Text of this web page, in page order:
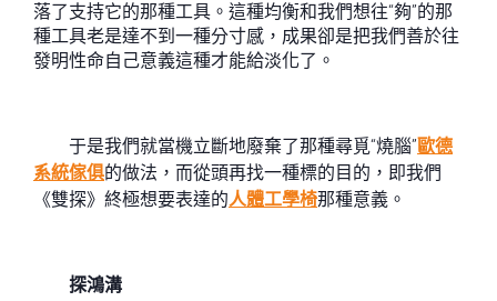
落了支持它的那種工具。這種均衡和我們想往“夠”的那
種工具老是達不到一種分寸感，成果卻是把我們善於往
發明性命自己意義這種才能給淡化了。
于是我們就當機立斷地廢棄了那種尋覓“燒腦”歐德
系統傢俱的做法，而從頭再找一種標的目的，即我們
《雙探》終極想要表達的人體工學椅那種意義。
探鴻溝